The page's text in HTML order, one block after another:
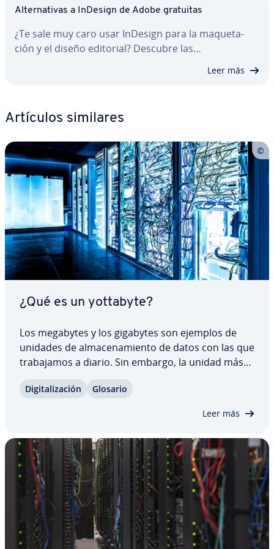
Al­te­r­na­ti­vas a InDesign de Adobe gratuitas
¿Te sale muy caro usar InDesign para la ma­que­ta­
ción y el diseño editorial? Descubre las…
Leer más
Artículos similares
¿Qué es un yottabyte?
Los megabytes y los gigabytes son ejemplos de
unidades de al­ma­ce­na­mie­n­to de datos con las que
tra­ba­ja­mos a diario. Sin embargo, la unidad más
es el yottabyte, que pro­po­r­cio­na una visión muy
Di­gi­ta­li­za­ción Glosario
Leer más